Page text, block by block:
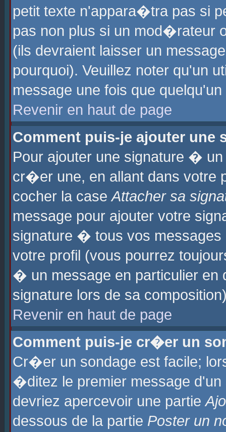
petit texte n'appara�tra pas si
pas non plus si un mod�rateur
(ils devraient laisser un
pourquoi). Veuillez noter qu'un
message une fois que
Revenir en haut de page
Comment puis-je ajouter une
Pour ajouter une signature �
cr�er une, en allant dans
cocher la caseAttacher sa
message pour ajouter votre
signature � tous vos
votre profil (vous pourrez
� un message en particulier
signature lors de sa
Revenir en haut de page
Comment puis-je cr�er un
Cr�er un sondage est facile;
�ditez le premier message
devriez apercevoir une partie
dessous de la partie Poster un